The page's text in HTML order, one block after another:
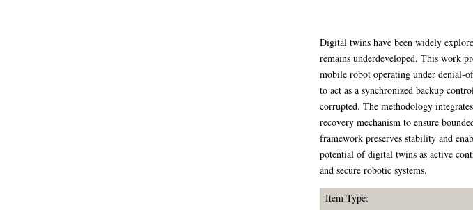
Digital twins have been widely
remains underdeveloped. This work
mobile robot operating under denial-
to act as a synchronized backup
corrupted. The methodology
recovery mechanism to ensure
framework preserves stability and
potential of digital twins as active
and secure robotic systems.
Item Type: